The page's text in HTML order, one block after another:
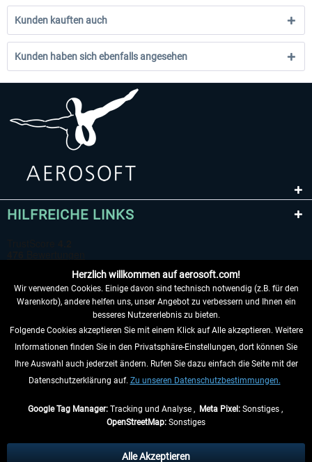
Kunden kauften auch
Kunden haben sich ebenfalls angesehen
HILFREICHE LINKS
VERTRAG WIDERRUFEN
INFORMATIONEN
anders beschrieben.
Herzlich willkommen auf aerosoft.com!
Wir verwenden Cookies. Einige davon sind technisch notwendig (z.B. für den
Warenkorb), andere helfen uns, unser Angebot zu verbessern und Ihnen ein
besseres Nutzererlebnis zu bieten.
Folgende Cookies akzeptieren Sie mit einem Klick auf Alle akzeptieren. Weitere
Informationen finden Sie in den Privatsphäre-Einstellungen, dort können Sie
Ihre Auswahl auch jederzeit ändern. Rufen Sie dazu einfach die Seite mit der
Datenschutzerklärung auf. Zu unseren Datenschutzbestimmungen.
Google Tag Manager:Tracking und Analyse , Meta Pixel:Sonstiges ,
OpenStreetMap: Sonstiges
Alle Akzeptieren